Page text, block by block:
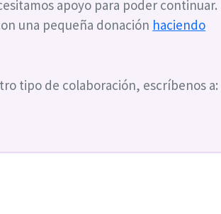
apoyo para poder continuar.
una pequeña donación haciendo
tipo de colaboración, escríbenos a: